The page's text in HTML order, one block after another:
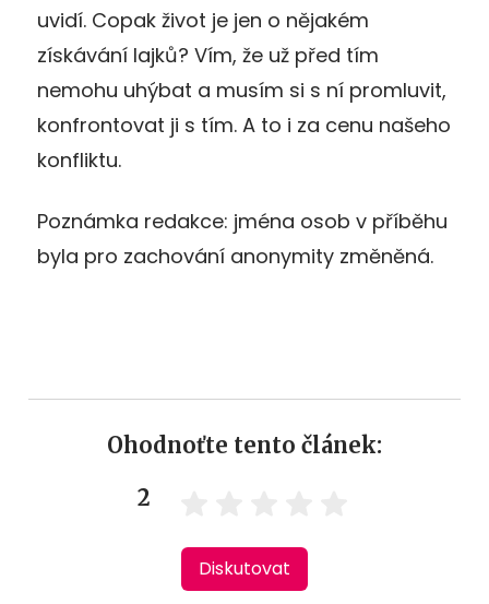
uvidí. Copak život je jen o nějakém
získávání lajků? Vím, že už před tím
nemohu uhýbat a musím si s ní promluvit,
konfrontovat ji s tím. A to i za cenu našeho
konfliktu.
Poznámka redakce: jména osob v příběhu
byla pro zachování anonymity změněná.
Ohodnoťte tento článek:
2
Diskutovat